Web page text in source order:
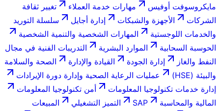
مايكروسوفت أوفيس مهارات خدمة العملاء
تغيير ثقافة
الشركات
الأجهزة والشبكات إدارة أجايل
سلسلة التوريد
والخدمات اللوجستية
المهارات الشخصية والتنمية الشخصية
الحوسبة السحابية
الموارد البشرية
التدريبات الفنية في مجال
النفط والغاز
إدارة الجودة القيادة والإدارة
الصحة والسلامة
والبيئة (HSE)
عمليات الرعاية الصحية وإدارة دورة الإيرادات
إدارة خدمات تكنولوجيا المعلومات
أمن تكنولوجيا المعلومات
المالية والمحاسبة
SAP التميز التشغيلي
المبيعات